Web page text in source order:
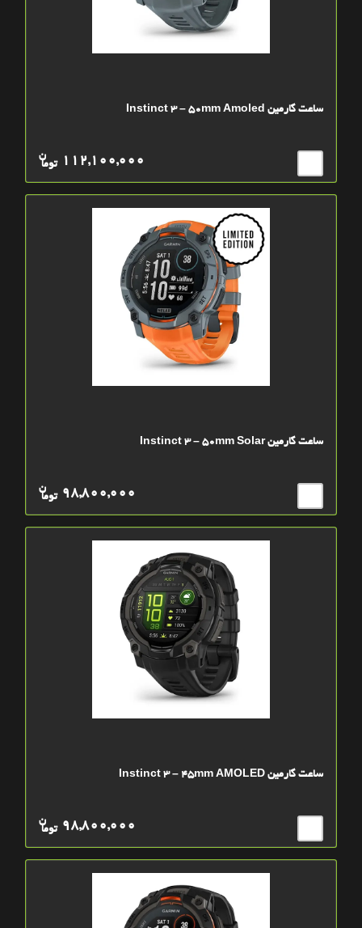
ساعت گارمین Instinct 3 – 50mm Amoled
توما
ن 112,100,000
ساعت گارمین Instinct 3 – 50mm Solar
توما
ن 98,800,000
ساعت گارمین Instinct 3 – 45mm AMOLED
توما
ن 98,800,000